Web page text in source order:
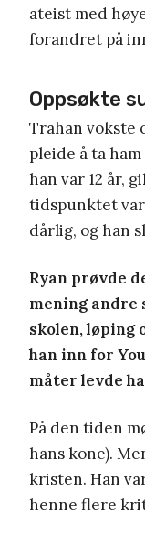
ateist med
forandret på
Oppsøkte
Trahan vokste
pleide å ta
han var 12 år,
tidspunktet
dårlig, og han
Ryan prøvde
mening andre
skolen, løping
han inn for
måter levde
På den tiden
hans kone).
kristen. Han
henne flere